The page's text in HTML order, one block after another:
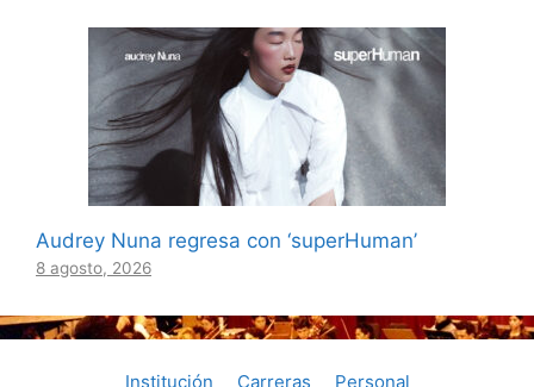
Audrey Nuna regresa con ‘superHuman’
8 agosto, 2026
Institución Carreras Personal